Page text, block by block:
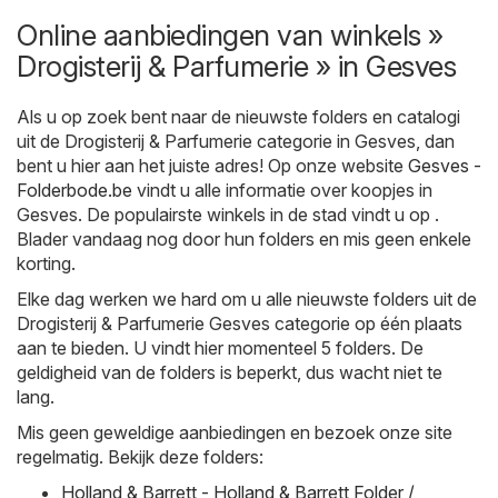
Online aanbiedingen van winkels »
Drogisterij & Parfumerie » in Gesves
Als u op zoek bent naar de nieuwste folders en catalogi
uit de Drogisterij & Parfumerie categorie in Gesves, dan
bent u hier aan het juiste adres! Op onze website Gesves -
Folderbode.be vindt u alle informatie over koopjes in
Gesves. De populairste winkels in de stad vindt u op .
Blader vandaag nog door hun folders en mis geen enkele
korting.
Elke dag werken we hard om u alle nieuwste folders uit de
Drogisterij & Parfumerie Gesves categorie op één plaats
aan te bieden. U vindt hier momenteel 5 folders. De
geldigheid van de folders is beperkt, dus wacht niet te
lang.
Mis geen geweldige aanbiedingen en bezoek onze site
regelmatig. Bekijk deze folders:
Holland & Barrett - Holland & Barrett Folder /